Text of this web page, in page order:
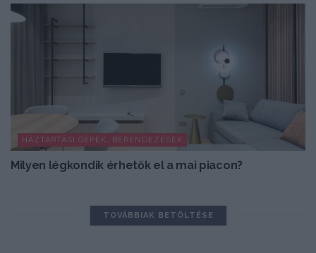
HÁZTARTÁSI GÉPEK, BERENDEZÉSEK
Milyen légkondik érhetők el a mai piacon?
TOVÁBBIAK BETÖLTÉSE